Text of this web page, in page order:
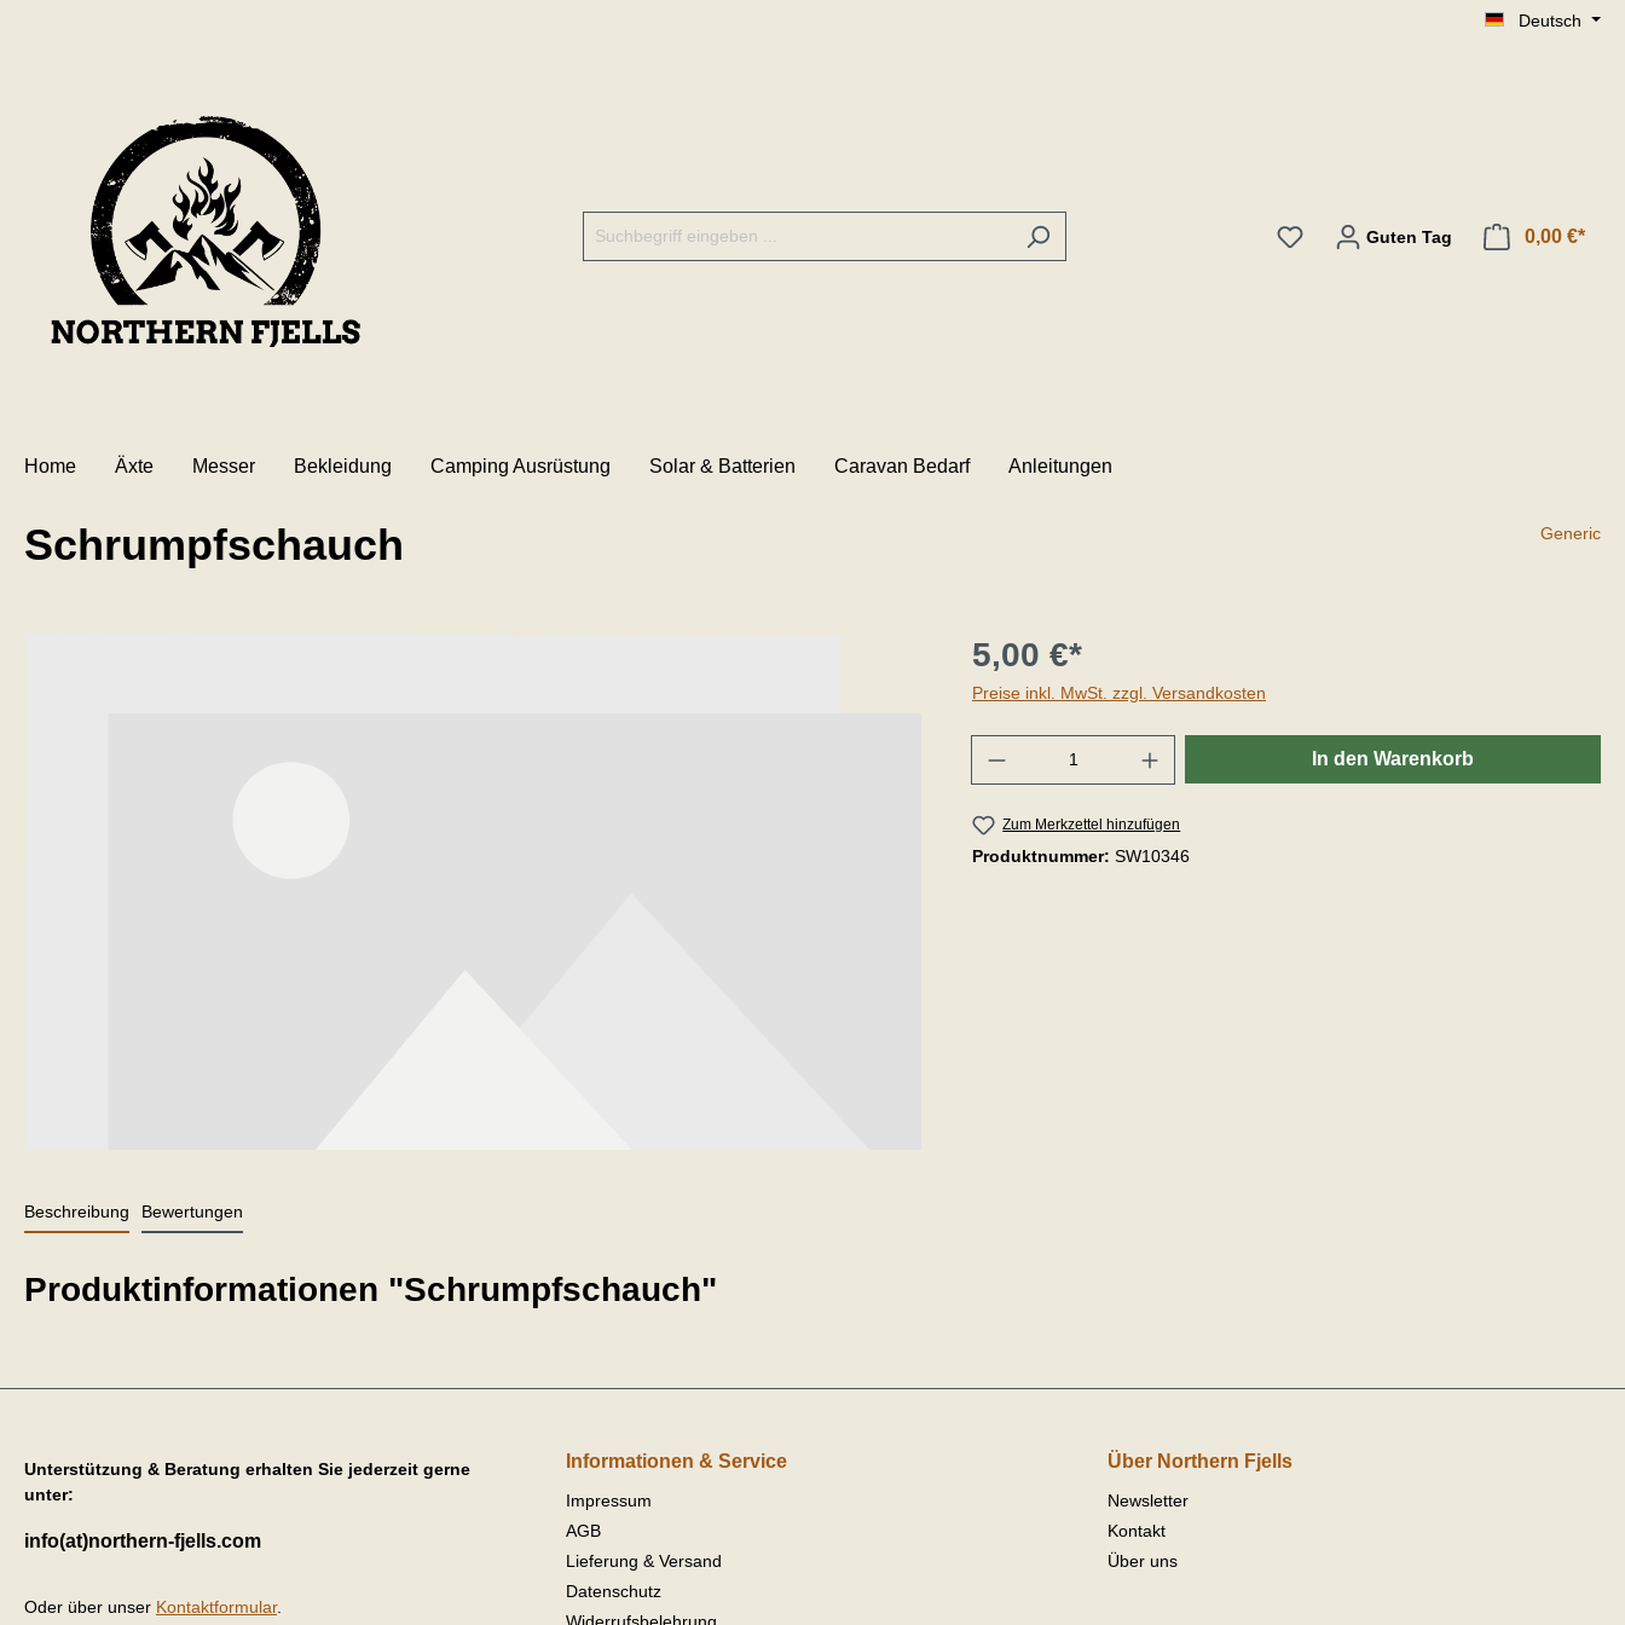
Deutsch
Guten Tag 0,00 €*
Home Äxte Messer Bekleidung Camping Ausrüstung Solar & Batterien Caravan Bedarf Anleitungen
Schrumpfschauch Generic
5,00 €*
Preise inkl. MwSt. zzgl. Versandkosten
In den Warenkorb
Zum Merkzettel hinzufügen
Produktnummer: SW10346
Beschreibung Bewertungen
Produktinformationen "Schrumpfschauch"
Unterstützung & Beratung erhalten Sie jederzeit gerne
unter:
info(at)northern-fjells.com
Oder über unser Kontaktformular.
Informationen & Service
Impressum
AGB
Lieferung & Versand
Datenschutz
Über Northern Fjells
Newsletter
Kontakt
Über uns